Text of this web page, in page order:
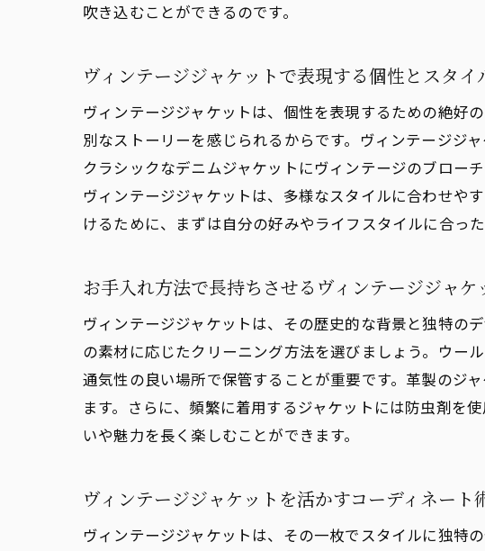
特別な日のた
ヴィンテージ
イベントシー
ヴィンテージ
思い出に残る
ヴィンテージ
ヴィンテージ
自分に合った
ヴィンテージ
価値あるヴィ
ヴィンテージ
吹き込むことができるのです。
ヴィンテージジャケットで表現する個性とスタイ
ヴィンテージジャケットは、個性を表現するための絶好
別なストーリーを感じられるからです。ヴィンテージジ
クラシックなデニムジャケットにヴィンテージのブロー
ヴィンテージジャケットは、多様なスタイルに合わせや
けるために、まずは自分の好みやライフスタイルに合っ
お手入れ方法で長持ちさせるヴィンテージジャケ
ヴィンテージジャケットは、その歴史的な背景と独特の
の素材に応じたクリーニング方法を選びましょう。ウー
通気性の良い場所で保管することが重要です。革製のジ
ます。さらに、頻繁に着用するジャケットには防虫剤を
いや魅力を長く楽しむことができます。
ヴィンテージジャケットを活かすコーディネート
ヴィンテージジャケットは、その一枚でスタイルに独特